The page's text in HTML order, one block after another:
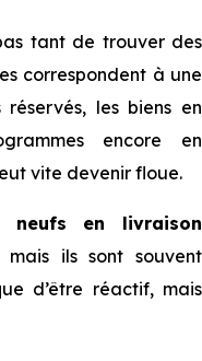
tant de trouver des
correspondent à une
les biens en
encore en
vite devenir floue.
neufs en livraison
mais ils sont souvent
d’être réactif, mais